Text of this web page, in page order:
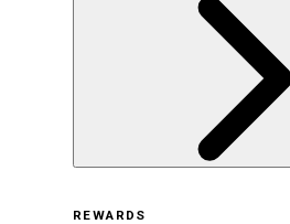
サステナビリティの取
ヒスト
採用情
REWARDS